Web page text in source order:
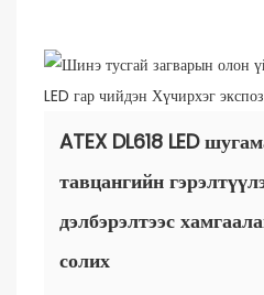
ATEX DL618 LED
тавцангийн
дэлбэрэлтээс
солих